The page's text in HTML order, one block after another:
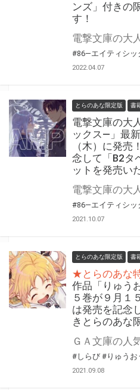
ンズ」付きの
す！
#86―エイティシッ
2022.04.07
とらのあな限定版 書
電撃文庫の大
ックス―」最
（木）に発売
念して「B2タ
ットを発売い
#86―エイティシッ
2021.10.07
とらのあな限定版 書
★とらのあな
作品「りゅう
５巻が９月１
は発売を記念
きとらのあな
#しらび #りゅうお
2021.09.08